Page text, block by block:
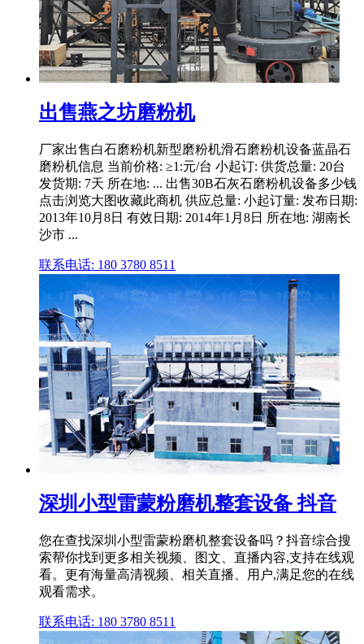
出售燕之坊磨粉机
厂家出售白石磨粉机新型磨粉机滑石磨粉机设备蓝晶石
磨粉机信息 当前价格: ≥1:元/台 小起订: 供货总量: 20台
发货期: 7天 所在地: ... 出售30B石灰石磨粉机设备多少钱
点击浏览大图收藏此商机 供应总量: 小起订量: 发布日期:
2013年10月8日 有效日期: 2014年1月8日 所在地: 湖南长
沙市 ...
联系电话: 180 3780 8511
深圳小型雷蒙粉磨机整套设备 抖音
您在查找深圳小型雷蒙粉磨机整套设备吗？抖音综合搜
索帮你找到更多相关视频、图文、直播内容,支持在线观
看。更有海量高清视频、相关直播、用户,满足您的在线
观看需求。
联系电话: 180 3780 8511